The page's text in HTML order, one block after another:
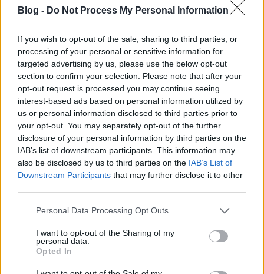
Blog - Do Not Process My Personal Information
If you wish to opt-out of the sale, sharing to third parties, or
processing of your personal or sensitive information for
targeted advertising by us, please use the below opt-out
section to confirm your selection. Please note that after your
opt-out request is processed you may continue seeing
interest-based ads based on personal information utilized by
us or personal information disclosed to third parties prior to
your opt-out. You may separately opt-out of the further
disclosure of your personal information by third parties on the
IAB’s list of downstream participants. This information may
also be disclosed by us to third parties on the IAB’s List of
Downstream Participants that may further disclose it to other
Please note that this website/app uses one or more Google
not limited to your visit or usage behaviour. You may click to
grant or deny consent to Google and its third-party tags to
use your data for below specified purposes in below Google
consent section.
Personal Data Processing Opt Outs
I want to opt-out of the Sharing of my
personal data.
Opted In
Illusztráció: Tull Ödön és Elek Lívia grafikái
A szerző halála után még évtizedeken át napvilágot
következtében sokáig nem jelentek meg az eredeti
máig is létező, gyerekeknek szóló magazin, a
Dörmögő Dömötör névadójaként. Manapság viszont